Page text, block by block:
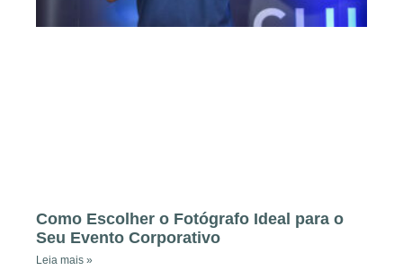
Como Escolher o Fotógrafo Ideal para o
Seu Evento Corporativo
Leia mais »